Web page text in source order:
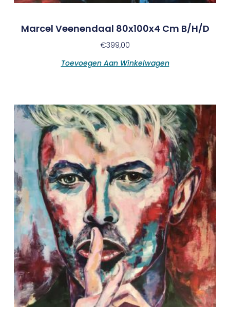
Marcel Veenendaal 80x100x4 Cm B/h/d
€399,00
Toevoegen Aan Winkelwagen